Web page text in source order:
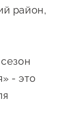
район,
- это